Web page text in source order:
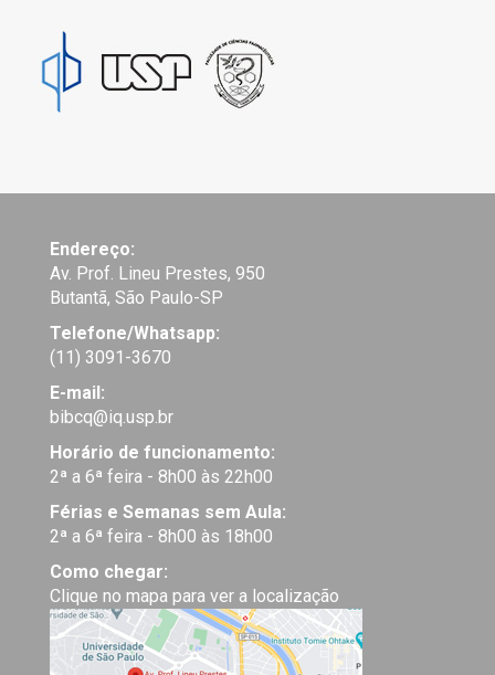
Endereço:
Av. Prof. Lineu Prestes, 950
Butantã, São Paulo-SP
Telefone/Whatsapp:
(11) 3091-3670
E-mail:
bibcq@iq.usp.br
Horário de funcionamento:
2ª a 6ª feira - 8h00 às 22h00
Férias e Semanas sem Aula:
2ª a 6ª feira - 8h00 às 18h00
Como chegar:
Clique no mapa para ver a localização